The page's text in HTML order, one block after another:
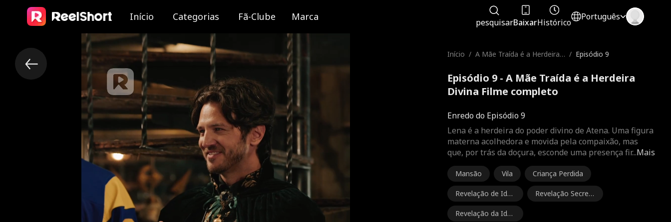
Início Categorias Fã-Clube Marca pesquisarBaixarHistórico
Português
Início / A Mãe Traída é a Herdeira
/ Episódio 9
Episódio 9 - A Mãe Traída é a Herdeira
Divina Filme completo
Enredo do Episódio 9
Mais
Lena é a herdeira do poder divino de Atena. Uma figura
materna acolhedora e movida pela compaixão, mas
que, por trás da doçura, esconde uma presença fir...
Mansão Vila Criança Perdida
Revelação de Iden
tidade
Revelação Secret
Revelação da Iden